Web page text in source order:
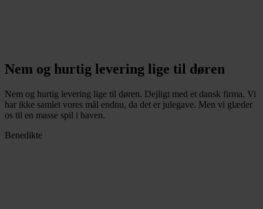
Nem og hurtig levering lige til døren
Nem og hurtig levering lige til døren. Dejligt med et dansk firma. Vi
har ikke samlet vores mål endnu, da det er julegave. Men vi glæder
os til en masse spil i haven.
Benedikte